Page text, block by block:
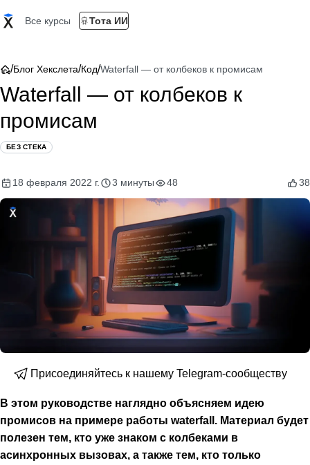
Все курсы Тота ИИ
/Блог Хекслета/Код/Waterfall — от колбеков к промисам
Waterfall — от колбеков к
промисам
БЕЗ СТЕКА
18 февраля 2022 г. 3 минуты 48 38
Присоединяйтесь к нашему Telegram-сообществу
В этом руководстве наглядно объясняем идею
промисов на примере работы waterfall. Материал будет
полезен тем, кто уже знаком с колбеками в
асинхронных вызовах, а также тем, кто только